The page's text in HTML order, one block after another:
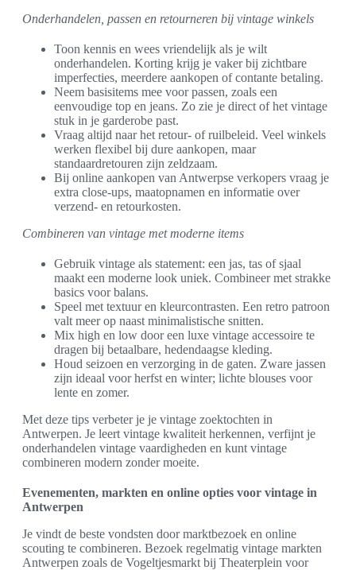
Onderhandelen, passen en retourneren bij vintage winkels
Toon kennis en wees vriendelijk als je wilt
onderhandelen. Korting krijg je vaker bij zichtbare
imperfecties, meerdere aankopen of contante betaling.
Neem basisitems mee voor passen, zoals een
eenvoudige top en jeans. Zo zie je direct of het vintage
stuk in je garderobe past.
Vraag altijd naar het retour- of ruilbeleid. Veel winkels
werken flexibel bij dure aankopen, maar
standaardretouren zijn zeldzaam.
Bij online aankopen van Antwerpse verkopers vraag je
extra close-ups, maatopnamen en informatie over
verzend- en retourkosten.
Combineren van vintage met moderne items
Gebruik vintage als statement: een jas, tas of sjaal
maakt een moderne look uniek. Combineer met strakke
basics voor balans.
Speel met textuur en kleurcontrasten. Een retro patroon
valt meer op naast minimalistische snitten.
Mix high en low door een luxe vintage accessoire te
dragen bij betaalbare, hedendaagse kleding.
Houd seizoen en verzorging in de gaten. Zware jassen
zijn ideaal voor herfst en winter; lichte blouses voor
lente en zomer.
Met deze tips verbeter je je vintage zoektochten in
Antwerpen. Je leert vintage kwaliteit herkennen, verfijnt je
onderhandelen vintage vaardigheden en kunt vintage
combineren modern zonder moeite.
Evenementen, markten en online opties voor vintage in
Antwerpen
Je vindt de beste vondsten door marktbezoek en online
scouting te combineren. Bezoek regelmatig vintage markten
Antwerpen zoals de Vogeltjesmarkt bij Theaterplein voor